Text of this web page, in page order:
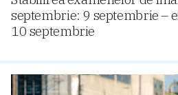
septembrie: 9 septembrie –
10 septembrie